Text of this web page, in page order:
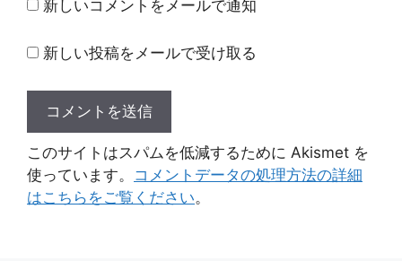
新しいコメントをメールで通知
新しい投稿をメールで受け取る
このサイトはスパムを低減するために Akismet を
使っています。 コメントデータの処理方法の詳細
はこちらをご覧ください。